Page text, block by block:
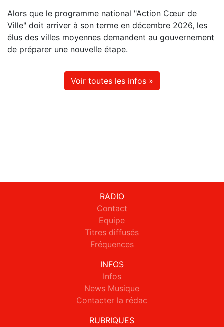
Alors que le programme national "Action Cœur de
Ville" doit arriver à son terme en décembre 2026, les
élus des villes moyennes demandent au gouvernement
de préparer une nouvelle étape.
Voir toutes les infos »
RADIO
Contact
Equipe
Titres diffusés
Fréquences
INFOS
Infos
News Musique
Contacter la rédac
RUBRIQUES